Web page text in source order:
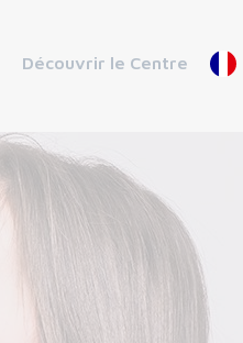
Découvrir le Centre